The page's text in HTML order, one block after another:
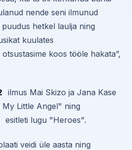
nende seni ilmunud
puudus hetkel laulja ning
kuulates
koos tööle hakata”,
ilmus Mai Skizo ja Jana Kase
Little Angel" ning
esitleti lugu "Heroes".
veidi üle aasta ning